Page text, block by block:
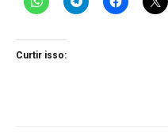
Curtir isso: